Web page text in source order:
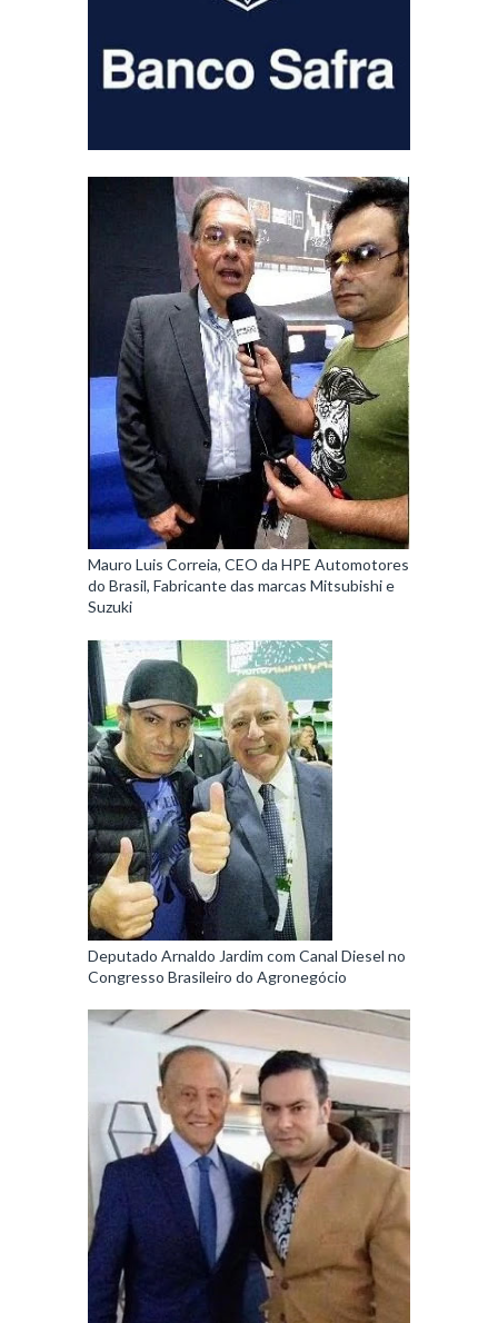
Mauro Luis Correia, CEO da HPE Automotores
do Brasil, Fabricante das marcas Mitsubishi e
Suzuki
Deputado Arnaldo Jardim com Canal Diesel no
Congresso Brasileiro do Agronegócio